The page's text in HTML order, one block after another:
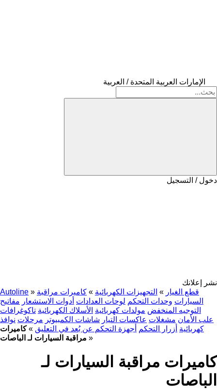
الإمارات العربية المتحدة / العربية
دخول / التسجيل
نشر إعلانك
Autoline » قطع الغيار » التجهيزات الكهربائية » كاميرات مراقبة
السيارات وحدات التحكم لوحات العدادات أدوات الاستشعار مفاتيح
التوجيه المنخفض مولدات كهربائية الأسلاك الكهربائية تاكوغرافات
علب الأمان مشغلات عاكسات التيار شاشات الكمبيوتر مرحلات نوافذ
كهربائية أزرار التحكم أجهزة التحكم عن بُعد في التعليق » كاميرات
مراقبة السيارات لـ الباصات »
كاميرات مراقبة السيارات لـ
الباصات